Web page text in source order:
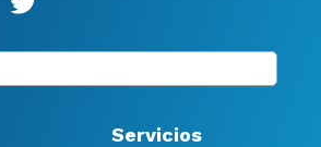
Servicios